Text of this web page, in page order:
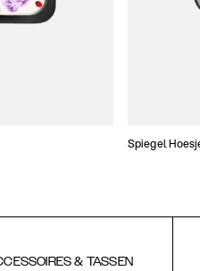
Spiegel
& TASSEN